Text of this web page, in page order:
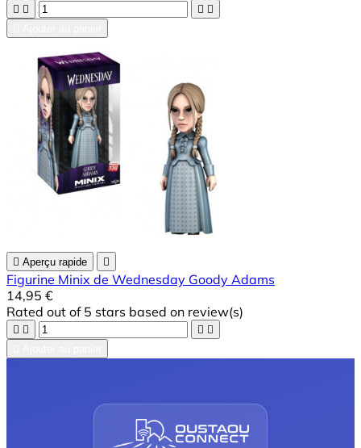
   
 Aperçu rapide 
Figurine Minix de Wednesday Goody Adams
14,95 €
Rated out of 5 stars based on review(s)
   